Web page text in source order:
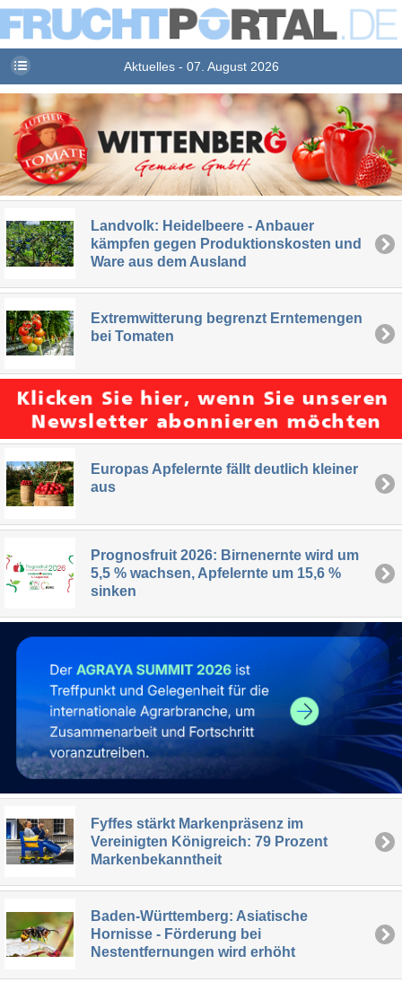
Aktuelles - 07. August 2026
Landvolk: Heidelbeere - Anbauer
kämpfen gegen Produktionskosten und
Ware aus dem Ausland
Extremwitterung begrenzt Erntemengen
bei Tomaten
Europas Apfelernte fällt deutlich kleiner
aus
Prognosfruit 2026: Birnenernte wird um
5,5 % wachsen, Apfelernte um 15,6 %
sinken
Fyffes stärkt Markenpräsenz im
Vereinigten Königreich: 79 Prozent
Markenbekanntheit
Baden-Württemberg: Asiatische
Hornisse - Förderung bei
Nestentfernungen wird erhöht